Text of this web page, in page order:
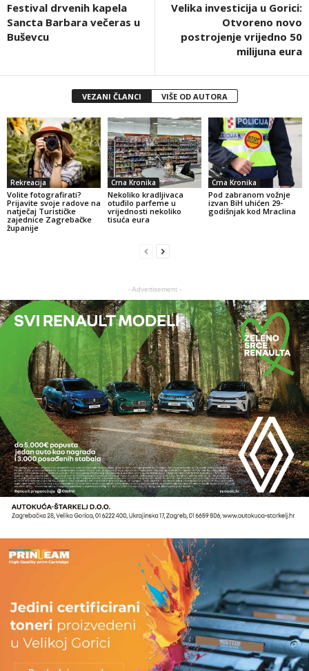
Festival drvenih kapela
Sancta Barbara večeras u
Buševcu
Velika investicija u Gorici:
Otvoreno novo
postrojenje vrijedno 50
milijuna eura
VEZANI ČLANCI VIŠE OD AUTORA
Rekreacija
Volite fotografirati?
Prijavite svoje radove na
natječaj Turističke
zajednice Zagrebačke
županije
Crna Kronika
Nekoliko kradljivaca
otuđilo parfeme u
vrijednosti nekoliko
tisuća eura
Crna Kronika
Pod zabranom vožnje
izvan BiH uhićen 29-
godišnjak kod Mraclina
- Advertisement -